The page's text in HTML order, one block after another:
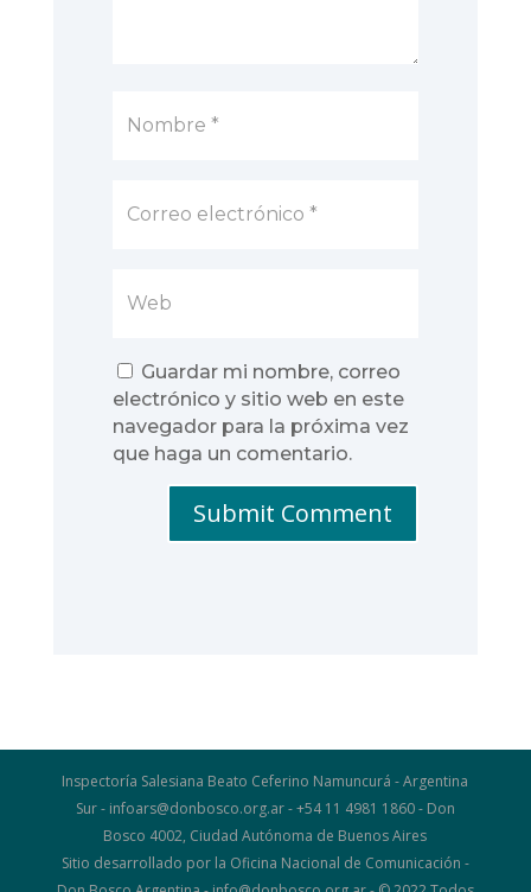
Guardar mi nombre, correo
electrónico y sitio web en este
navegador para la próxima vez
que haga un comentario.
Submit Comment
Inspectoría Salesiana Beato Ceferino Namuncurá - Argentina
Sur - infoars@donbosco.org.ar - +54 11 4981 1860 - Don
Bosco 4002, Ciudad Autónoma de Buenos Aires
Sitio desarrollado por la Oficina Nacional de Comunicación -